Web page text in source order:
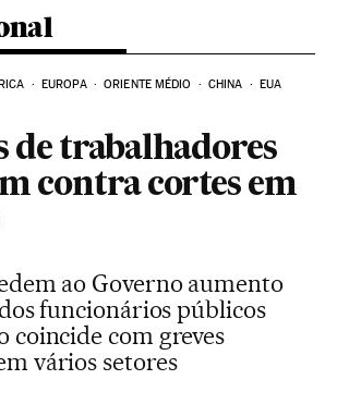
EUROPA ORIENTE MÉDIO CHINA EUA
de trabalhadores
contra cortes em
ao Governo aumento
funcionários públicos
coincide com greves
vários setores